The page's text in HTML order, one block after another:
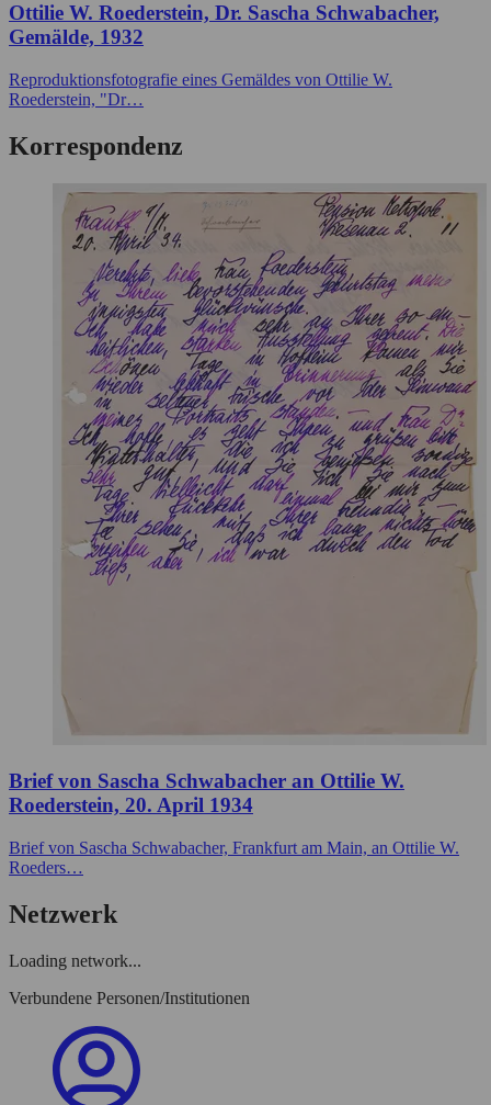
Ottilie W. Roederstein, Dr. Sascha Schwabacher,
Gemälde, 1932
Reproduktionsfotografie eines Gemäldes von Ottilie W.
Roederstein, "Dr…
Korrespondenz
Brief von Sascha Schwabacher an Ottilie W.
Roederstein, 20. April 1934
Brief von Sascha Schwabacher, Frankfurt am Main, an Ottilie W.
Roeders…
Netzwerk
Loading network...
Verbundene Personen/Institutionen